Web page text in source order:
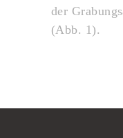
der
(Abb. 1).